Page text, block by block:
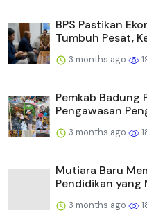
BPS Pastikan
Tumbuh Pesat,
3 months ago
Pemkab Badung
Pengawasan
3 months ago
Mutiara Baru
Pendidikan yang
3 months ago